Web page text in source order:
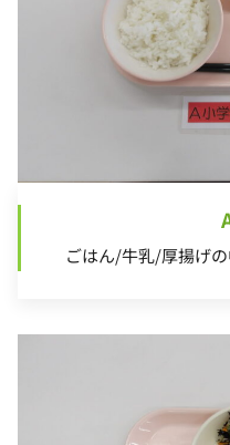
ごはん/牛乳/厚揚げ